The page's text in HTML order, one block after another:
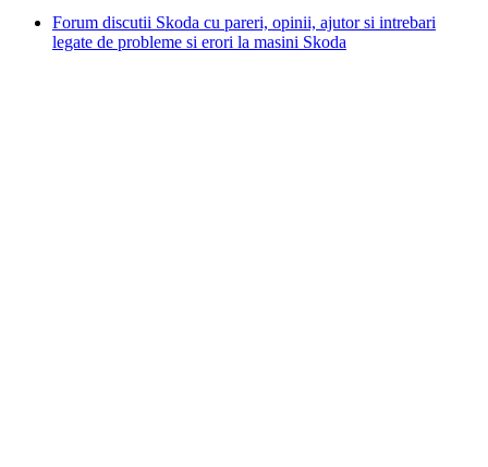
Forum discutii Skoda cu pareri, opinii, ajutor si intrebari
legate de probleme si erori la masini Skoda